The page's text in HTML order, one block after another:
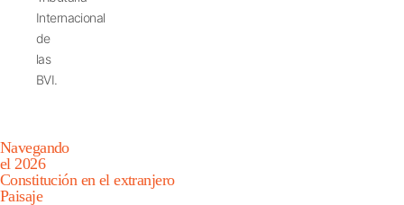
Internacional
de
las
BVI.
Navegando
el 2026
Constitución en el extranjero
Paisaje